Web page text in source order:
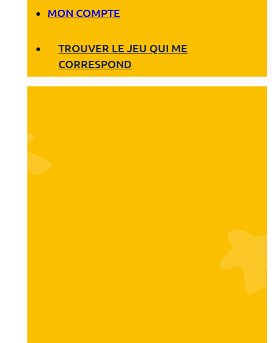
MON COMPTE
TROUVER LE JEU QUI ME
CORRESPOND